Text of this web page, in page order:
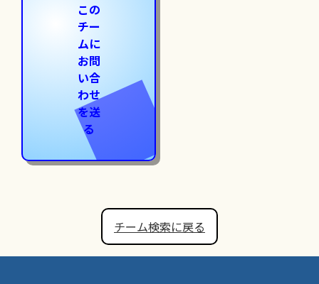
この
チー
ムに
お問
い合
わせ
を送
る
チーム検索に戻る